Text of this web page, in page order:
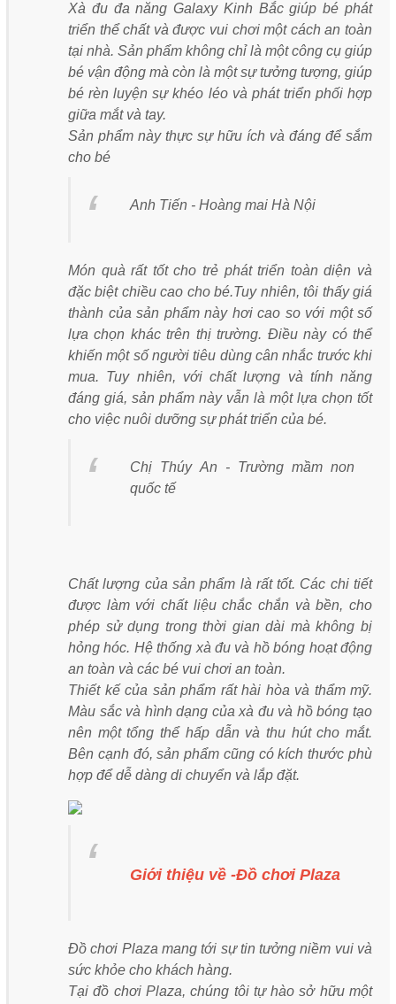
Xà đu đa năng Galaxy Kinh Bắc giúp bé phát
triển thể chất và được vui chơi một cách an toàn
tại nhà. Sản phẩm không chỉ là một công cụ giúp
bé vận động mà còn là một sự tưởng tượng, giúp
bé rèn luyện sự khéo léo và phát triển phối hợp
giữa mắt và tay.
Sản phẩm này thực sự hữu ích và đáng để sắm
cho bé
Anh Tiến - Hoàng mai Hà Nội
Món quà rất tốt cho trẻ phát triển toàn diện và
đặc biệt chiều cao cho bé.Tuy nhiên, tôi thấy giá
thành của sản phẩm này hơi cao so với một số
lựa chọn khác trên thị trường. Điều này có thể
khiến một số người tiêu dùng cân nhắc trước khi
mua. Tuy nhiên, với chất lượng và tính năng
đáng giá, sản phẩm này vẫn là một lựa chọn tốt
cho việc nuôi dưỡng sự phát triển của bé.
Chị Thúy An - Trường mầm non
quốc tế
Chất lượng của sản phẩm là rất tốt. Các chi tiết
được làm với chất liệu chắc chắn và bền, cho
phép sử dụng trong thời gian dài mà không bị
hỏng hóc. Hệ thống xà đu và hồ bóng hoạt động
an toàn và các bé vui chơi an toàn.
Thiết kế của sản phẩm rất hài hòa và thẩm mỹ.
Màu sắc và hình dạng của xà đu và hồ bóng tạo
nên một tổng thể hấp dẫn và thu hút cho mắt.
Bên cạnh đó, sản phẩm cũng có kích thước phù
hợp để dễ dàng di chuyển và lắp đặt.
Giới thiệu về -Đồ chơi Plaza
Đồ chơi Plaza mang tới sự tin tưởng niềm vui và
sức khỏe cho khách hàng.
Tại đồ chơi Plaza, chúng tôi tự hào sở hữu một